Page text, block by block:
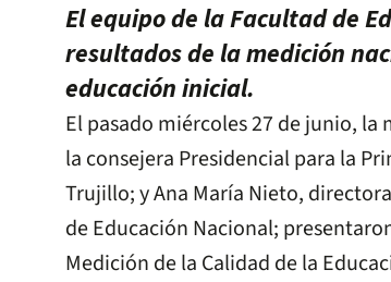
El equipo de la Facultad de
resultados de la medición
educación inicial.
El pasado miércoles 27 de junio, la
la consejera Presidencial para la
Trujillo; y Ana María Nieto,
de Educación Nacional;
Medición de la Calidad de la